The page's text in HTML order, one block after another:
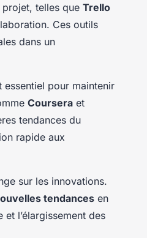
telles que Trello
Ces outils
dans un
essentiel pour maintenir
Coursera et
tendances du
rapide aux
sur les innovations.
tendances en
l’élargissement des